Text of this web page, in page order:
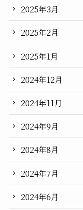
2025年3月
2025年2月
2025年1月
2024年12月
2024年11月
2024年9月
2024年8月
2024年7月
2024年6月